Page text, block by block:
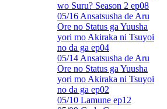
wo Suru? Season 2 ep08
05/16 Ansatsusha de Aru
Ore no Status ga Yuusha
yori mo Akiraka ni Tsuyoi
no da ga ep04
05/14 Ansatsusha de Aru
Ore no Status ga Yuusha
yori mo Akiraka ni Tsuyoi
no da ga ep02
05/10 Lamune ep12